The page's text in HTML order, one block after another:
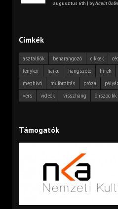
augusztus 6th | byNapút
Címkék
asztalfiók beharangozó cikkek
fénykör
haiku hangszóló hírek
meghívó
műfordítás próza
vers
videók visszhang önszócikk
Támogatók